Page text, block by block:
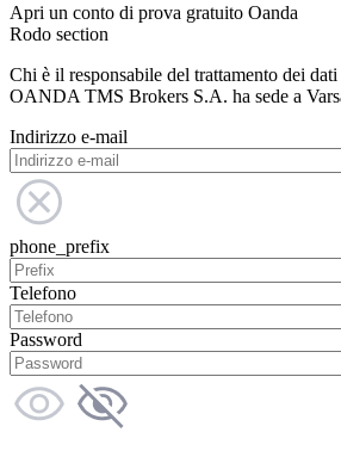
Apri un conto di prova gratuito Oanda
Rodo section
Chi è il responsabile del trattamento dei
OANDA TMS Brokers S.A. ha sede a
Indirizzo e-mail
phone_prefix
Telefono
Password